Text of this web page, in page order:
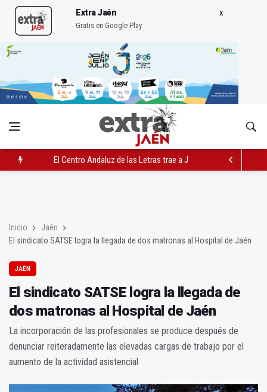
Extra Jaén
Gratis en Google Play
El Centro Andaluz de las Letras trae a Jaén al filósofo Omar
Inicio
Jaén
El sindicato SATSE logra la llegada de dos matronas al Hospital de Jaén
JAÉN
El sindicato SATSE logra la llegada de
dos matronas al Hospital de Jaén
La incorporación de las profesionales se produce después de
denunciar reiteradamente las elevadas cargas de trabajo por el
aumento de la actividad asistencial